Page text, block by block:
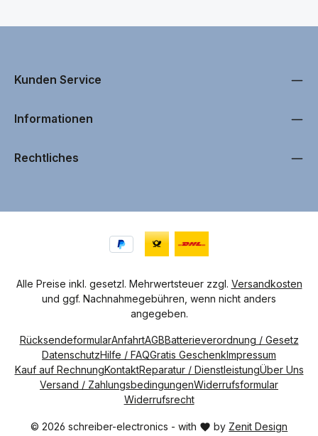
Kunden Service
Informationen
Rechtliches
Alle Preise inkl. gesetzl. Mehrwertsteuer zzgl. Versandkosten
und ggf. Nachnahmegebühren, wenn nicht anders
angegeben.
© 2026 schreiber-electronics - with by Zenit Design
RücksendeformularAnfahrtAGBBatterieverordnung / Gesetz
DatenschutzHilfe / FAQGratis GeschenkImpressum
Kauf auf RechnungKontaktReparatur / DienstleistungÜber Uns
Versand / ZahlungsbedingungenWiderrufsformular
Widerrufsrecht